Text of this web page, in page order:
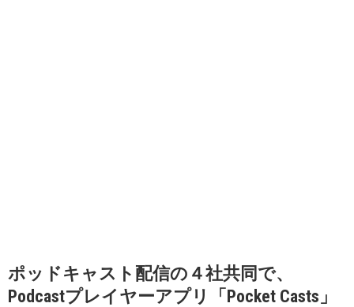
ポッドキャスト配信の４社共同で、
Podcastプレイヤーアプリ「Pocket Casts」